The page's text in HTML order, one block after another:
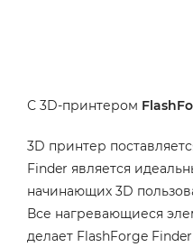
С 3D-принтером
3D принтер
Finder является
начинающих 3D
Все нагревающиеся
делает FlashForge